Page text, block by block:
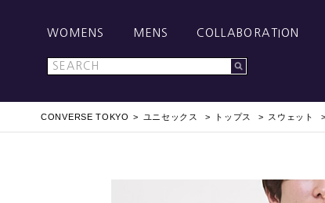
WOMENS MENS COLLABORATION
CONVERSE TOKYO ユニセックス トップス スウェット